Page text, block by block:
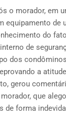
o morador, em
equipamento de
do
de
dos
a
gerou
que
de forma